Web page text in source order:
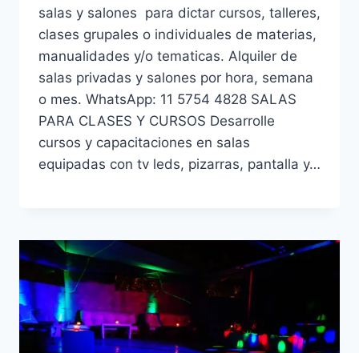
salas y salones para dictar cursos, talleres,
clases grupales o individuales de materias,
manualidades y/o tematicas. Alquiler de
salas privadas y salones por hora, semana
o mes. WhatsApp: 11 5754 4828 SALAS
PARA CLASES Y CURSOS Desarrolle
cursos y capacitaciones en salas
equipadas con tv leds, pizarras, pantalla y…